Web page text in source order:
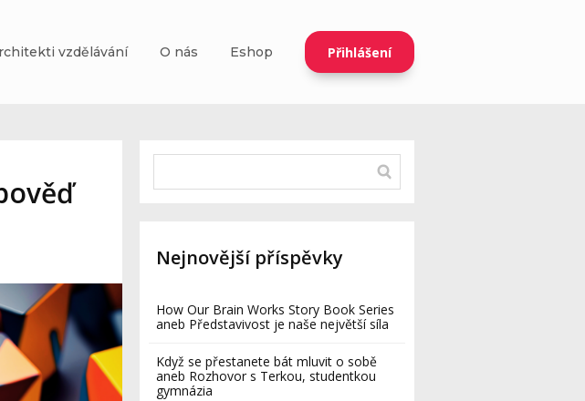
vzdělávání O nás Eshop Přihlášení
Nejnovější příspěvky
How Our Brain Works Story Book Series
aneb Představivost je naše největší síla
Když se přestanete bát mluvit o sobě
aneb Rozhovor s Terkou, studentkou
gymnázia